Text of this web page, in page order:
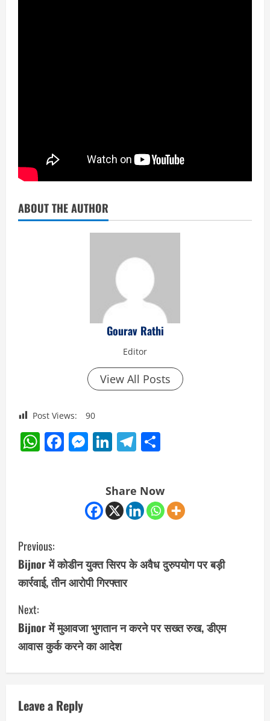
ABOUT THE AUTHOR
Gourav Rathi
Editor
View All Posts
Post Views: 90
WhatsApp
Facebook
Messenger
LinkedIn
Telegram
Share Now
C
o
n
t
i
n
Previous:
Bijnor में कोडीन युक्त सिरप के अवैध दुरुपयोग पर बड़ी
कार्रवाई, तीन आरोपी गिरफ्तार
Next:
Bijnor में मुआवजा भुगतान न करने पर सख्त रुख, डीएम
आवास कुर्क करने का आदेश
Leave a Reply